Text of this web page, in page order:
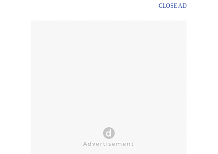
CLOSE AD